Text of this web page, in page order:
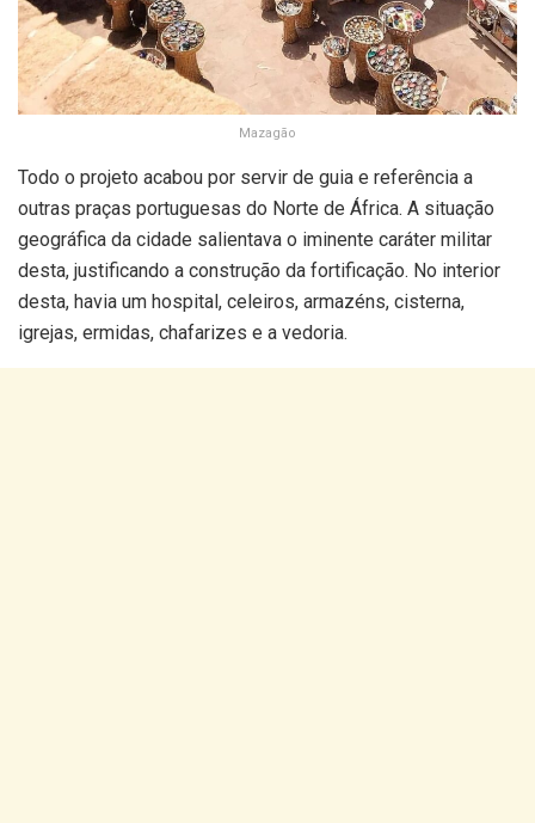
Mazagão
Todo o projeto acabou por servir de guia e referência a
outras praças portuguesas do Norte de África. A situação
geográfica da cidade salientava o iminente caráter militar
desta, justificando a construção da fortificação. No interior
desta, havia um hospital, celeiros, armazéns, cisterna,
igrejas, ermidas, chafarizes e a vedoria.